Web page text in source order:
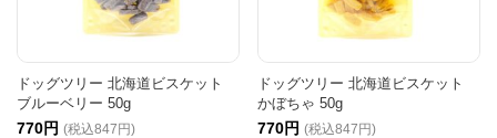
ドッグツリー 北海道ビスケット
ブルーベリー 50g
770円 (税込847円)
ドッグツリー 北海道ビスケット
かぼちゃ 50g
770円 (税込847円)